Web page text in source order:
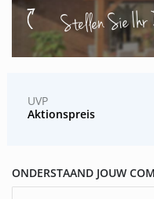
Stellen Sie Ihr
Aktionspreis
UVP
ONDERSTAAND JOUW